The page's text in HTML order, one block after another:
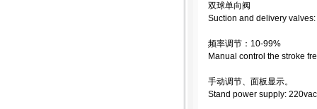
双球单向阀
Suction and delivery
频率调节：10-99%
Manual control the stroke
手动调节、面板显示。
Stand power supply: